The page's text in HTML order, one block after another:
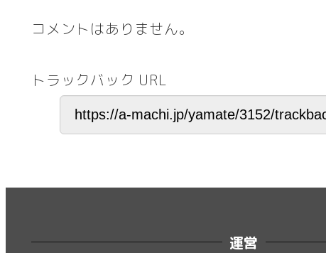
コメントはありません。
トラックバック URL
運営